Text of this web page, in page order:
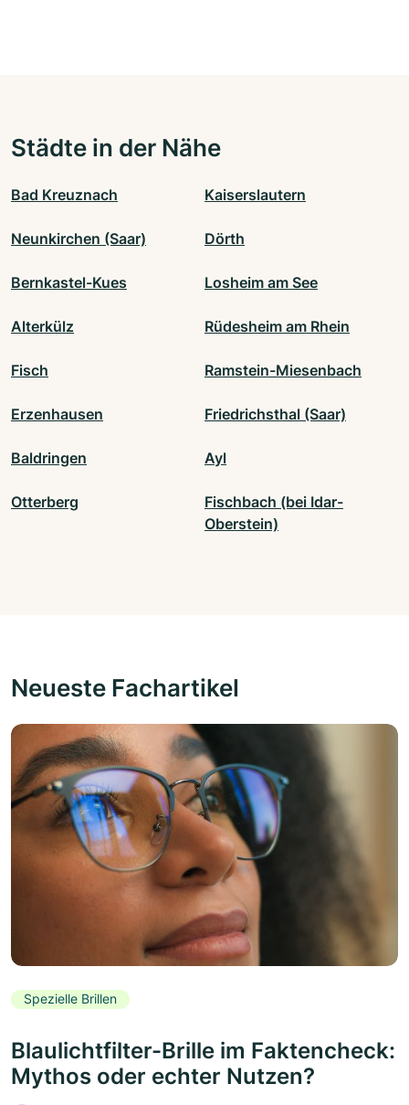
Städte in der Nähe
Bad Kreuznach Kaiserslautern
Neunkirchen (Saar) Dörth
Bernkastel-Kues Losheim am See
Alterkülz Rüdesheim am Rhein
Fisch Ramstein-Miesenbach
Erzenhausen Friedrichsthal (Saar)
Baldringen Ayl
Otterberg
Fischbach (bei Idar-
Oberstein)
Neueste Fachartikel
Spezielle Brillen
Blaulichtfilter-Brille im Faktencheck:
Mythos oder echter Nutzen?